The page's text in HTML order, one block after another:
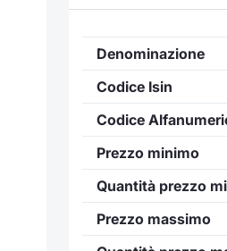
Denominazione
Codice Isin
Codice
Prezzo minimo
Quantità prezzo
Prezzo massimo